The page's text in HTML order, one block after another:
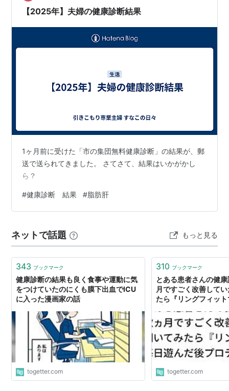
【2025年】夫婦の健康診断結果
1ヶ月前に受けた「市の集団無料健康診断」の結果が、郵
送で送られてきました。 さてさて、結果はいかがかし
ら？
#健康診断 結果 #脂肪肝
ネットで話題 もっと見る
343 ブックマーク
健康診断の結果も良く食事や運動に気
をつけていたのにくも膜下出血でICU
に入った漫画家の話
togetter.com
310 ブックマーク
とある患者さんの健
月ですごく改善して
たら『リングフィッ
togetter.com